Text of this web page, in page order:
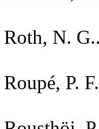
Roth, N.
Roupé, P.